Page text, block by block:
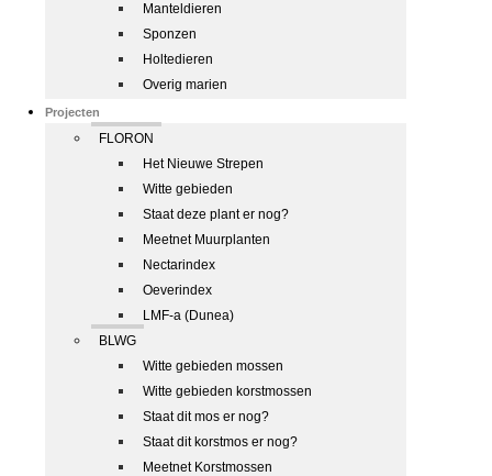
Manteldieren
Sponzen
Holtedieren
Overig marien
Projecten
FLORON
Het Nieuwe Strepen
Witte gebieden
Staat deze plant er nog?
Meetnet Muurplanten
Nectarindex
Oeverindex
LMF-a (Dunea)
BLWG
Witte gebieden mossen
Witte gebieden korstmossen
Staat dit mos er nog?
Staat dit korstmos er nog?
Meetnet Korstmossen